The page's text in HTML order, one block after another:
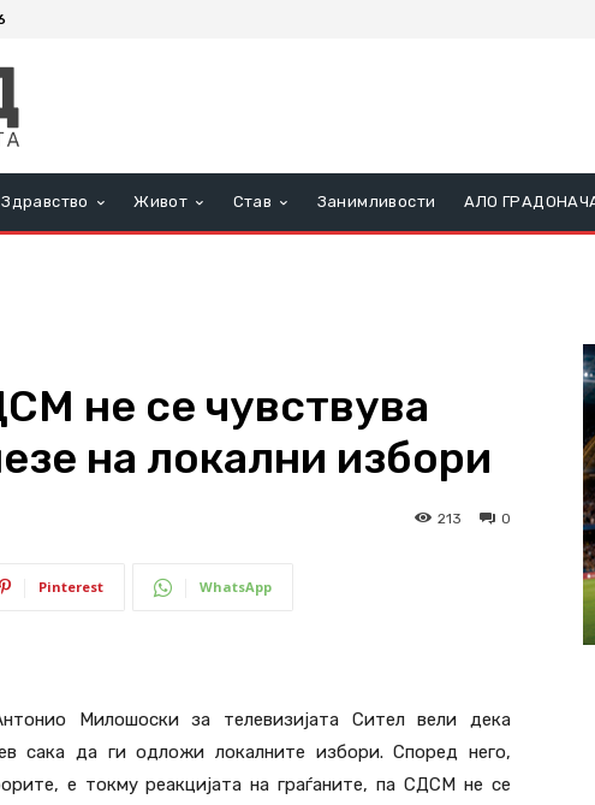
Здравство Живот Став Занимливости АЛО
не се чувствува
на локални избори
0
213
Pinterest WhatsApp
Милошоски за телевизијата Сител вели дека
сака да ги одложи локалните избори. Според него,
е токму реакцијата на граѓаните, па СДСМ не се